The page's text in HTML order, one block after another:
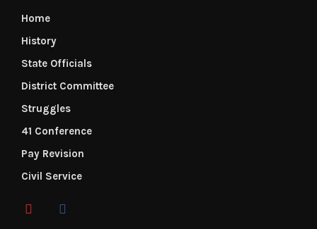
Home
History
State Officials
District Committee
Struggles
41 Conference
Pay Revision
Civil Service